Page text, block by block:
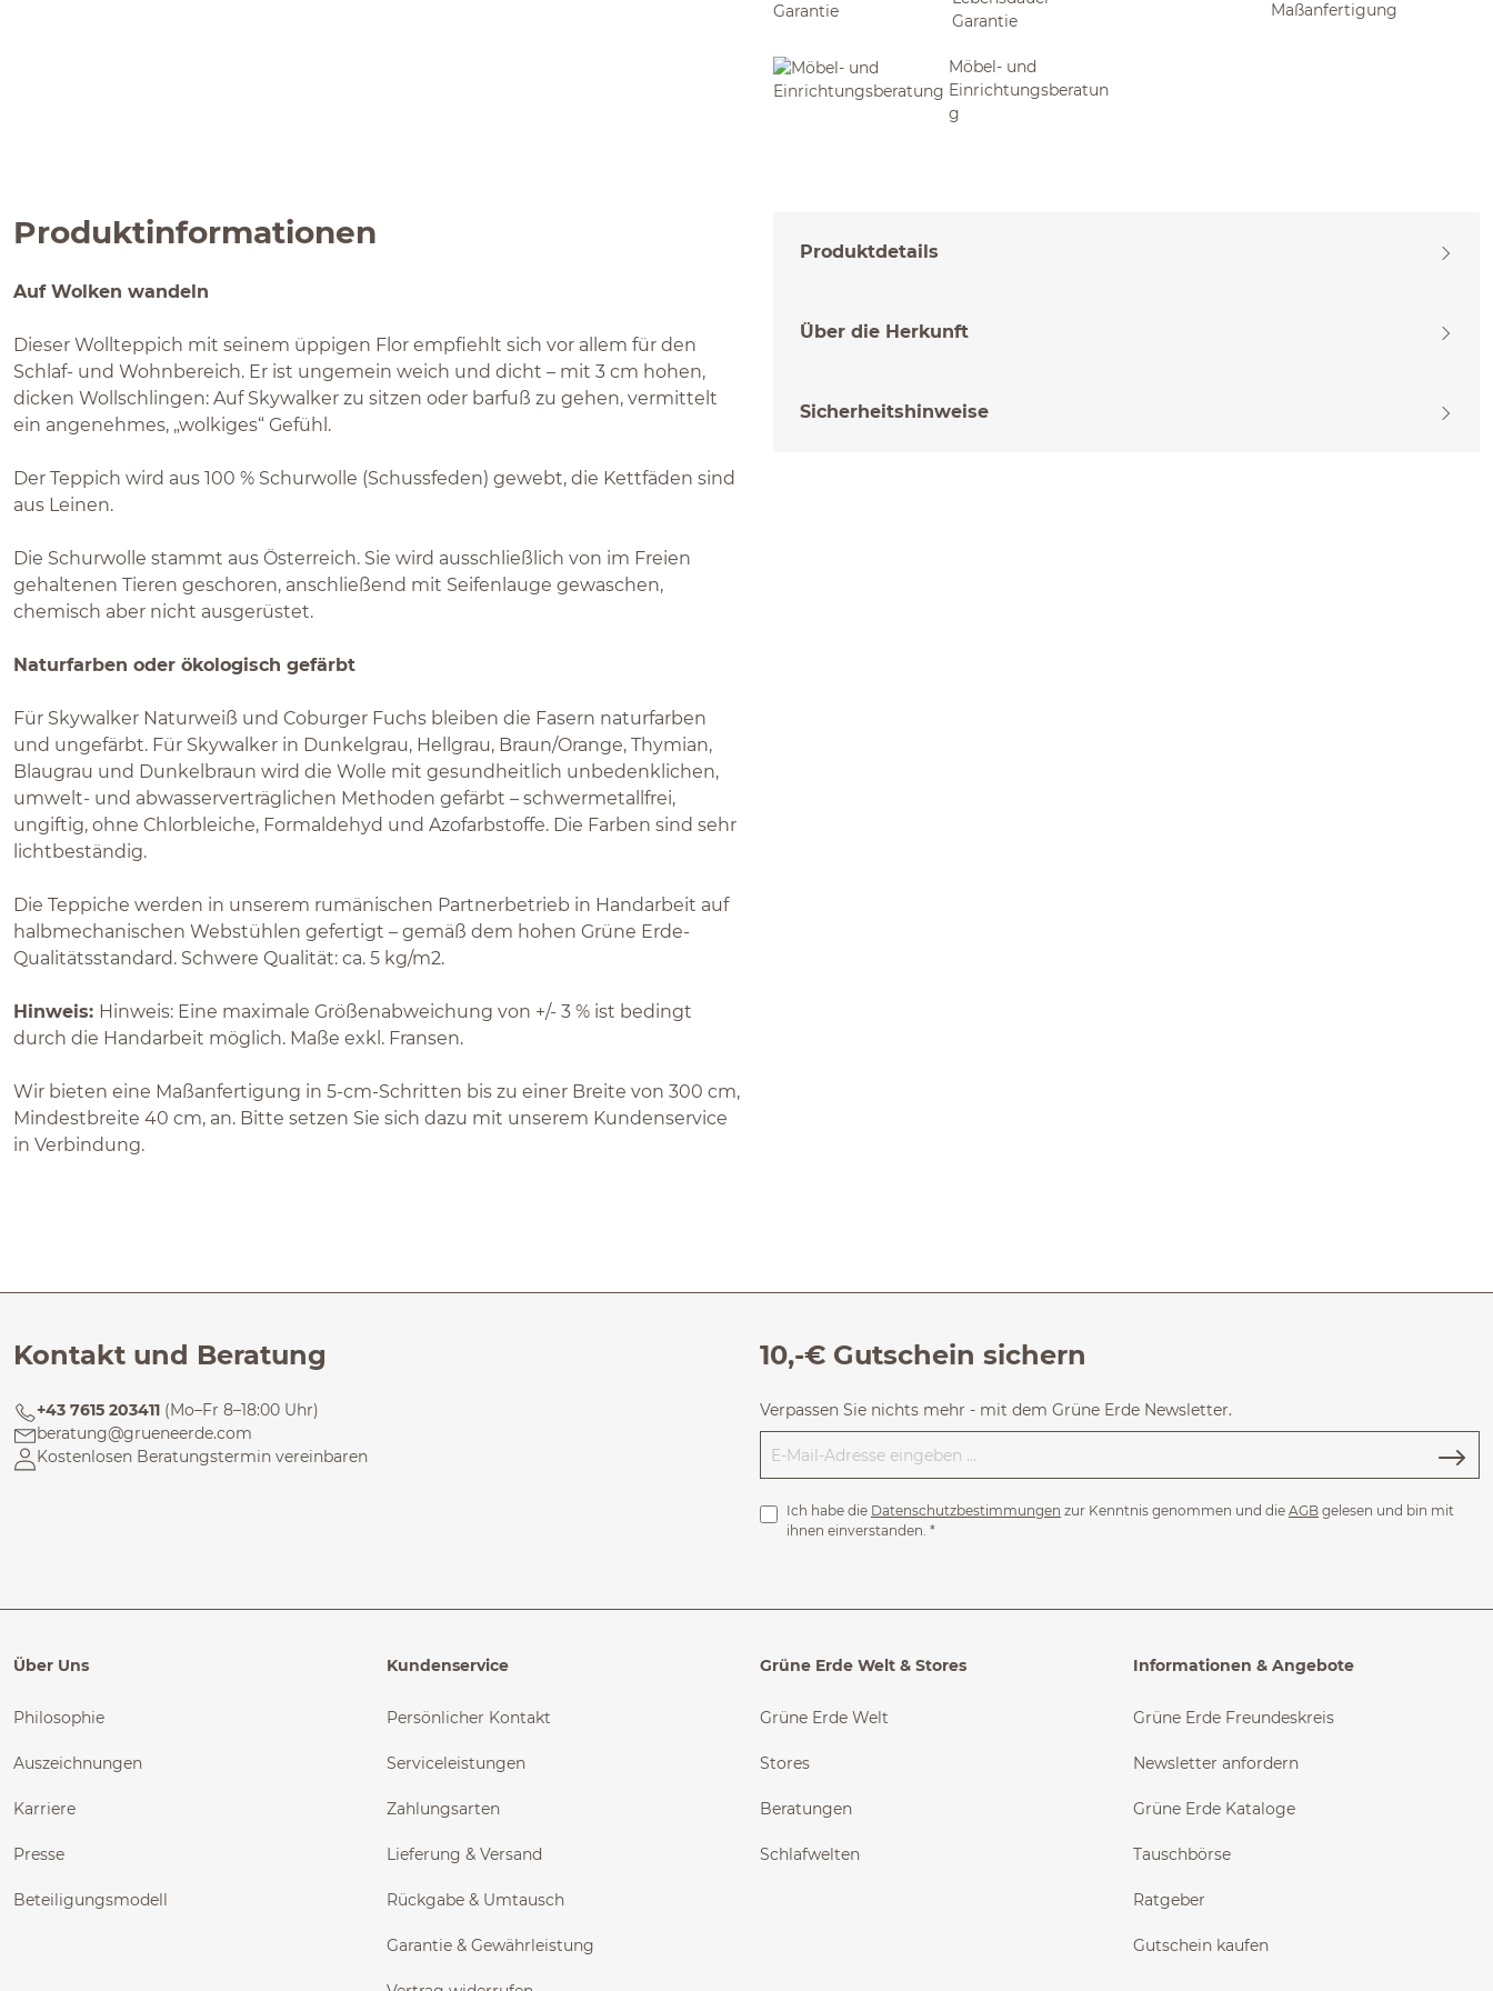
Garantie
Maßanfertigung
Möbel- und
Einrichtungsberatun
g
Produktinformationen
Auf Wolken wandeln
Dieser Wollteppich mit seinem üppigen Flor empfiehlt sich vor allem für den
Schlaf- und Wohnbereich. Er ist ungemein weich und dicht – mit 3 cm hohen,
dicken Wollschlingen: Auf Skywalker zu sitzen oder barfuß zu gehen, vermittelt
ein angenehmes, „wolkiges“ Gefühl.
Der Teppich wird aus 100 % Schurwolle (Schussfeden) gewebt, die Kettfäden sind
aus Leinen.
Die Schurwolle stammt aus Österreich. Sie wird ausschließlich von im Freien
gehaltenen Tieren geschoren, anschließend mit Seifenlauge gewaschen,
chemisch aber nicht ausgerüstet.
Naturfarben oder ökologisch gefärbt
Für Skywalker Naturweiß und Coburger Fuchs bleiben die Fasern naturfarben
und ungefärbt. Für Skywalker in Dunkelgrau, Hellgrau, Braun/Orange, Thymian,
Blaugrau und Dunkelbraun wird die Wolle mit gesundheitlich unbedenklichen,
umwelt- und abwasserverträglichen Methoden gefärbt – schwermetallfrei,
ungiftig, ohne Chlorbleiche, Formaldehyd und Azofarbstoffe. Die Farben sind sehr
lichtbeständig.
Die Teppiche werden in unserem rumänischen Partnerbetrieb in Handarbeit auf
halbmechanischen Webstühlen gefertigt – gemäß dem hohen Grüne Erde-
Qualitätsstandard. Schwere Qualität: ca. 5 kg/m2.
Hinweis: Hinweis: Eine maximale Größenabweichung von +/- 3 % ist bedingt
durch die Handarbeit möglich. Maße exkl. Fransen.
Wir bieten eine Maßanfertigung in 5-cm-Schritten bis zu einer Breite von 300 cm,
Mindestbreite 40 cm, an. Bitte setzen Sie sich dazu mit unserem Kundenservice
in Verbindung.
Produktdetails
Über die Herkunft
Sicherheitshinweise
Kontakt und Beratung
+43 7615 203411 (Mo–Fr 8–18:00 Uhr)
beratung@grueneerde.com
Kostenlosen Beratungstermin vereinbaren
10,-€ Gutschein sichern
Verpassen Sie nichts mehr - mit dem Grüne Erde Newsletter.
Ich habe die Datenschutzbestimmungen zur Kenntnis genommen und die AGB gelesen und bin mit
ihnen einverstanden. *
Über Uns
Philosophie
Auszeichnungen
Karriere
Presse
Beteiligungsmodell
Kundenservice
Persönlicher Kontakt
Serviceleistungen
Zahlungsarten
Lieferung & Versand
Rückgabe & Umtausch
Garantie & Gewährleistung
Grüne Erde Welt & Stores
Grüne Erde Welt
Stores
Beratungen
Schlafwelten
Informationen & Angebote
Grüne Erde Freundeskreis
Newsletter anfordern
Grüne Erde Kataloge
Tauschbörse
Ratgeber
Gutschein kaufen